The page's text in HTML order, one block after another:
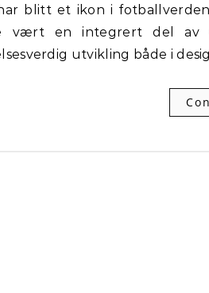
blitt et ikon i
vært en integrert del av
utvikling både i